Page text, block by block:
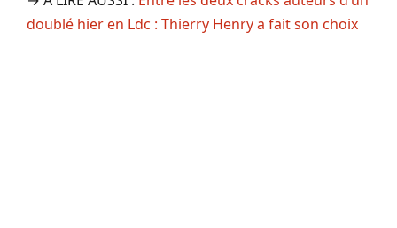
doublé hier en Ldc : Thierry Henry a fait son choix